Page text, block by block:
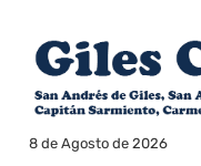
8 de Agosto de 2026